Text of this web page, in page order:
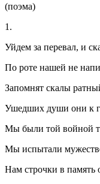
(поэма)
1.
Уйдем за перевал, и
По роте нашей не
Запомнят скалы
Ушедших души они к
Мы были той войной
Мы испытали
Нам строчки в